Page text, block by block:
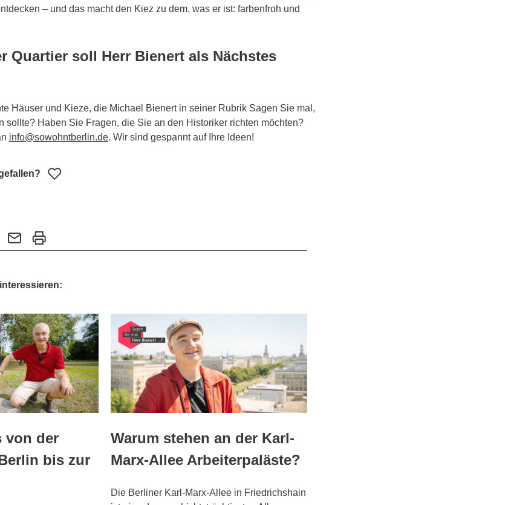
– und das macht den Kiez zu dem, was er ist: farbenfroh und
Quartier soll Herr Bienert als Nächstes
Häuser und Kieze, die Michael Bienert in seiner Rubrik Sagen Sie mal,
sollte? Haben Sie Fragen, die Sie an den Historiker richten möchten?
info@sowohntberlin.de. Wir sind gespannt auf Ihre Ideen!
von der
bis zur
Warum stehen an der Karl-
Marx-Allee Arbeiterpaläste?
Die Berliner Karl-Marx-Allee in Friedrichshain